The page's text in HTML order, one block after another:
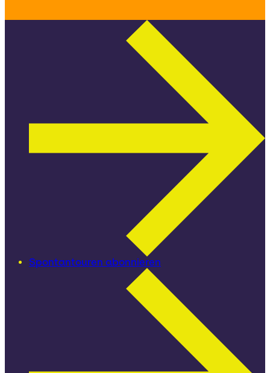
Spontantouren abonnieren